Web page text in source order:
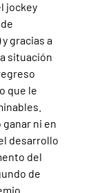
jockey
gracias a
situación
que le
ganar ni en
desarrollo
del
de